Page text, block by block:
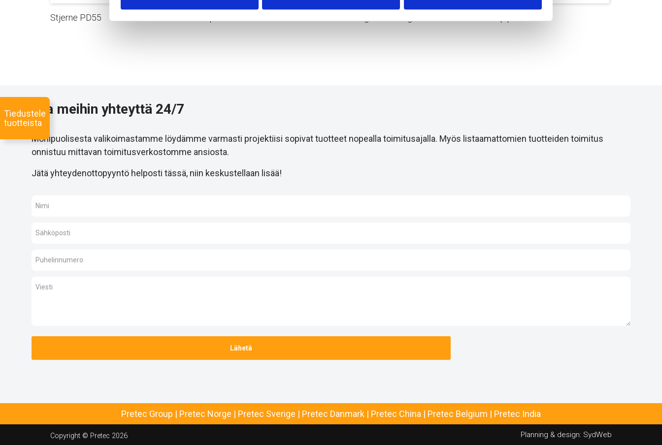
Stjerne PD55
Ota meihin yhteyttä 24/7
Monipuolisesta valikoimastamme löydämme varmasti projektiisi sopivat tuotteet nopealla toimitusajalla. Myös listaamattomien tuotteiden toimitus
onnistuu mittavan toimitusverkostomme ansiosta.
Jätä yhteydenottopyyntö helposti tässä, niin keskustellaan lisää!
Tiedustele
tuotteista
Pretec Group | Pretec Norge | Pretec Sverige | Pretec Danmark | Pretec China | Pretec Belgium | Pretec India
Copyright © Pretec 2026 Planning & design: SydWeb